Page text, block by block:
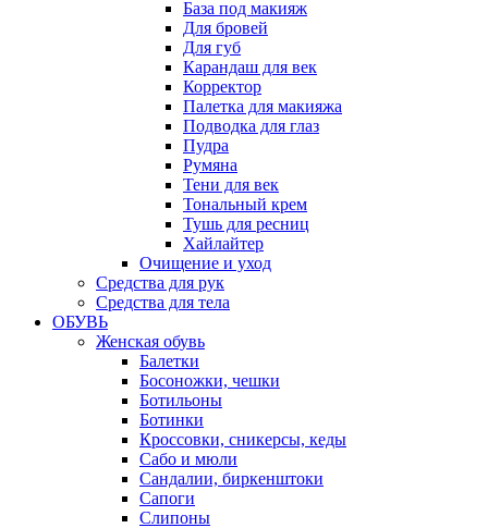
База под макияж
Для бровей
Для губ
Карандаш для век
Корректор
Палетка для макияжа
Подводка для глаз
Пудра
Румяна
Тени для век
Тональный крем
Тушь для ресниц
Хайлайтер
Очищение и уход
Средства для рук
Средства для тела
ОБУВЬ
Женская обувь
Балетки
Босоножки, чешки
Ботильоны
Ботинки
Кроссовки, сникерсы, кеды
Сабо и мюли
Сандалии, биркенштоки
Сапоги
Слипоны